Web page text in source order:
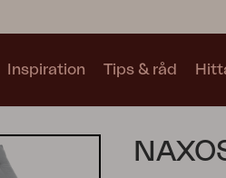
Inspiration Tips & råd